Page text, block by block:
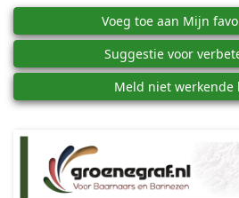
Voeg toe aan Mijn
Suggestie voor
Meld niet werkende